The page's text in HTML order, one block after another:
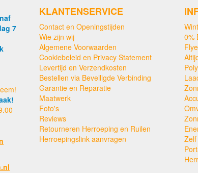
7
KLANTENSERVICE
Contact en Openingstijden
Wie zijn wij
Algemene Voorwaarden
Cookiebeleid en Privacy Statement
Levertijd en Verzendkosten
Bestellen via Beveiligde Verbinding
Garantie en Reparatie
Maatwerk
Foto's
Reviews
Retourneren Herroeping en Ruilen
Herroepingslink aanvragen
0%